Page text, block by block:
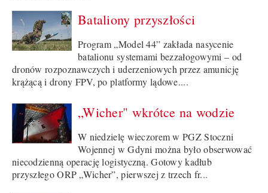
Bataliony przyszłości
Program „Model 44” zakłada nasycenie
batalionu systemami bezzałogowymi – od
dronów rozpoznawczych i uderzeniowych przez amunicję
krążącą i drony FPV, po platformy lądowe....
„Wicher" wkrótce na wodzie
W niedzielę wieczorem w PGZ Stoczni
Wojennej w Gdyni można było obserwować
niecodzienną operację logistyczną. Gotowy kadłub
przyszłego ORP „Wicher”, pierwszej z trzech fr...